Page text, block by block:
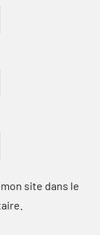
site dans le